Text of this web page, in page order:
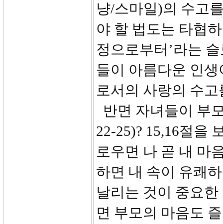
냥/스마일)의 수고
야 할 법도는 타협
정으로부터’라는
들이 아름다운 인생
로서의 사랑의 수
반면 자녀들이 부
22-25)? 15,16절을
로우면 나 곧 내 마
하면 내 속이 유쾌
날리는 것이 중요
면 부모의 마음도